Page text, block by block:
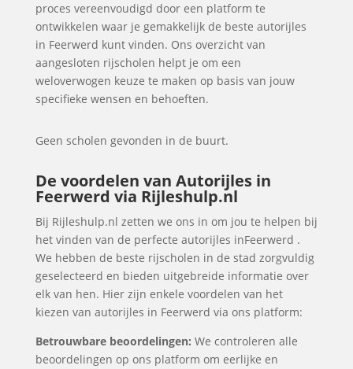
proces vereenvoudigd door een platform te
ontwikkelen waar je gemakkelijk de beste autorijles
in Feerwerd kunt vinden. Ons overzicht van
aangesloten rijscholen helpt je om een
weloverwogen keuze te maken op basis van jouw
specifieke wensen en behoeften.
Geen scholen gevonden in de buurt.
De voordelen van Autorijles in
Feerwerd via Rijleshulp.nl
Bij Rijleshulp.nl zetten we ons in om jou te helpen bij
het vinden van de perfecte autorijles inFeerwerd .
We hebben de beste rijscholen in de stad zorgvuldig
geselecteerd en bieden uitgebreide informatie over
elk van hen. Hier zijn enkele voordelen van het
kiezen van autorijles in Feerwerd via ons platform:
Betrouwbare beoordelingen: We controleren alle
beoordelingen op ons platform om eerlijke en